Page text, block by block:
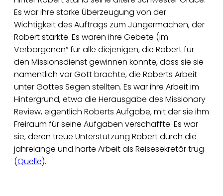
Es war ihre starke Überzeugung von der
Wichtigkeit des Auftrags zum Jüngermachen, der
Robert stärkte. Es waren ihre Gebete (im
Verborgenen“ für alle diejenigen, die Robert für
den Missionsdienst gewinnen konnte, dass sie sie
namentlich vor Gott brachte, die Roberts Arbeit
unter Gottes Segen stellten. Es war ihre Arbeit im
Hintergrund, etwa die Herausgabe des Missionary
Review, eigentlich Roberts Aufgabe, mit der sie ihm
Freiraum für seine Aufgaben verschaffte. Es war
sie, deren treue Unterstützung Robert durch die
jahrelange und harte Arbeit als Reisesekretär trug
(Quelle).